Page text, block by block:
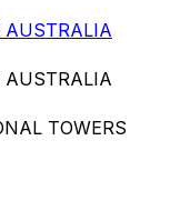
AUSTRALIA
AUSTRALIA
TOWERS